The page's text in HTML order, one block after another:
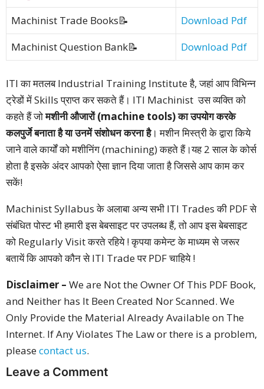
Machinist Trade Books📝
Download Pdf
Machinist Question Bank📝
Download Pdf
ITI का मतलब Industrial Training Institute है, जहां आप विभिन्न
ट्रेडों में Skills प्राप्त कर सकते हैं। ITI Machinist उस व्यक्ति को
कहते हैं जोमशीनी औजारों(machine tools) का उपयोग करके
कलपुर्जे बनाता है या उनमें संशोधन करना है। मशीन मिस्त्री के द्वारा किये
जाने वाले कार्यों को मशीनिंग (machining) कहते हैं।यह 2 साल के कोर्स
होता है इसके अंदर आपको ऐसा ज्ञान दिया जाता है जिससे आप काम कर
सकें!
Machinist Syllabus के अलाबा अन्य सभी ITI Trades की PDF से
संबंधित पोस्ट भी हमारी इस बेबसाइट पर उपलब्ध हैं, तो आप इस बेबसाइट
को Regularly Visit करते रहिये ! कृपया कमेन्ट के माध्यम से जरूर
बतायें कि आपको कौन से ITI Trade पर PDF चाहिये !
Disclaimer – We are Not the Owner Of This PDF Book,
and Neither has It Been Created Nor Scanned. We
Only Provide the Material Already Available on The
Internet. If Any Violates The Law or there is a problem,
pleasecontact us.
Leave a Comment